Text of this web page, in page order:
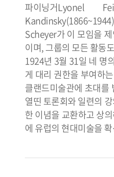
파이닝거Lyonel
Scheyer가 이 모임을
이며, 그룹의 모든 활동
1924년 3월 31일 네 명
게 대리 권한을 부여하
클랜드미술관에 초대를
열띤 토론회와 일련의
한 이념을 교환하고 상
에 유럽의 현대미술을